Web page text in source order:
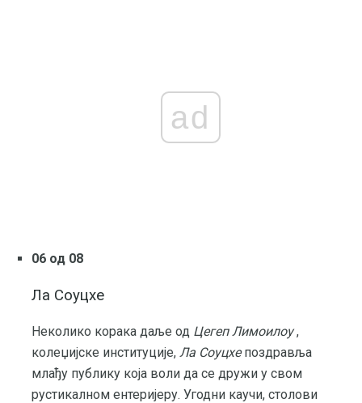
ad
06 од 08
Ла Соуцхе
Неколико корака даље од Цегеп Лимоилоу,
колеџијске институције, Ла Соуцхепоздравља
млађу публику која воли да се дружи у свом
рустикалном ентеријеру. Угодни каучи, столови